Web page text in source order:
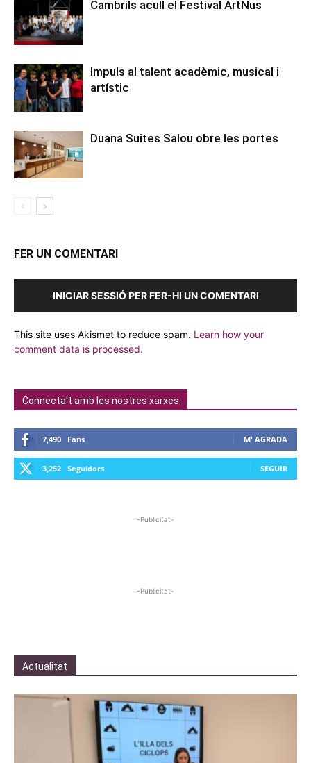
Cambrils acull el Festival ArtNus
Impuls al talent acadèmic, musical i
artístic
Duana Suites Salou obre les portes
FER UN COMENTARI
INICIAR SESSIÓ PER FER-HI UN COMENTARI
This site uses Akismet to reduce spam. Learn how your
comment data is processed.
Connecta't amb les nostres xarxes
7,490 Fans M' AGRADA
3,252 Seguidors SEGUIR
-Publicitat-
-Publicitat-
Actualitat